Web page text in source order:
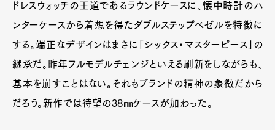
Pen Membership
Magazine
Official Columnist
About
Contact
ドレスウォッチの王道であるラウンドケースに、懐中時計のハ
ンターケースから着想を得たダブルステップベゼルを特徴に
する。端正なデザインはまさに「シックス・マスターピース」の
継承だ。昨年フルモデルチェンジといえる刷新をしながらも、
基本を崩すことはない。それもブランドの精神の象徴だから
だろう。新作では待望の38㎜ケースが加わった。